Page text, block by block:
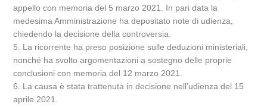
appello con memoria del 5 marzo 2021. In pari data la
medesima Amministrazione ha depositato note di udienza,
chiedendo la decisione della controversia.
5. La ricorrente ha preso posizione sulle deduzioni ministeriali,
nonché ha svolto argomentazioni a sostegno delle proprie
conclusioni con memoria del 12 marzo 2021.
6. La causa è stata trattenuta in decisione nell’udienza del 15
aprile 2021.